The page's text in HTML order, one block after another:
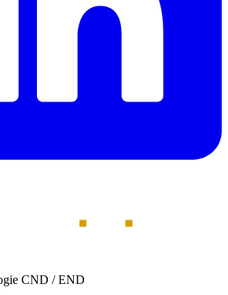
CND / END